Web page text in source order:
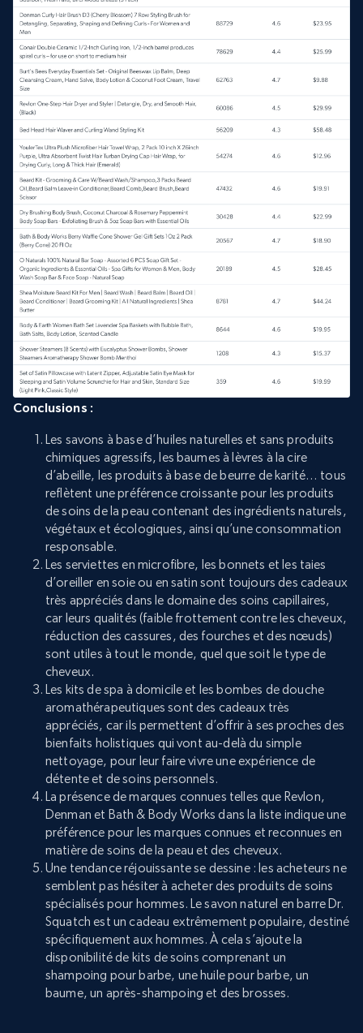
Conclusions :
Les savons à base d’huiles naturelles et sans produits
chimiques agressifs, les baumes à lèvres à la cire
d’abeille, les produits à base de beurre de karité… tous
reflètent une préférence croissante pour les produits
de soins de la peau contenant des ingrédients naturels,
végétaux et écologiques, ainsi qu’une consommation
responsable.
Les serviettes en microfibre, les bonnets et les taies
d’oreiller en soie ou en satin sont toujours des cadeaux
très appréciés dans le domaine des soins capillaires,
car leurs qualités (faible frottement contre les cheveux,
réduction des cassures, des fourches et des nœuds)
sont utiles à tout le monde, quel que soit le type de
cheveux.
Les kits de spa à domicile et les bombes de douche
aromathérapeutiques sont des cadeaux très
appréciés, car ils permettent d’offrir à ses proches des
bienfaits holistiques qui vont au-delà du simple
nettoyage, pour leur faire vivre une expérience de
détente et de soins personnels.
La présence de marques connues telles que Revlon,
Denman et Bath & Body Works dans la liste indique une
préférence pour les marques connues et reconnues en
matière de soins de la peau et des cheveux.
Une tendance réjouissante se dessine : les acheteurs ne
semblent pas hésiter à acheter des produits de soins
spécialisés pour hommes. Le savon naturel en barre Dr.
Squatch est un cadeau extrêmement populaire, destiné
spécifiquement aux hommes. À cela s’ajoute la
disponibilité de kits de soins comprenant un
shampoing pour barbe, une huile pour barbe, un
baume, un après-shampoing et des brosses.